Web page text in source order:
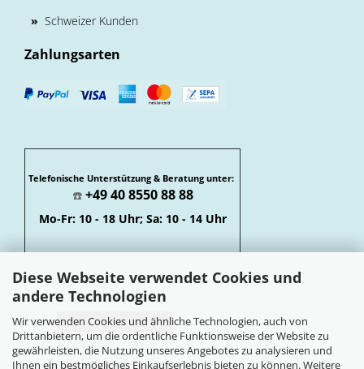
Diese Webseite verwendet Cookies und
andere Technologien
Wir verwenden Cookies und ähnliche Technologien, auch von
Drittanbietern, um die ordentliche Funktionsweise der Website zu
gewährleisten, die Nutzung unseres Angebotes zu analysieren und
Ihnen ein bestmögliches Einkaufserlebnis bieten zu können. Weitere
» Schweizer Kunden
Zahlungsarten
Telefonische Unterstützung & Beratung unter:
☎️ +49 40 8550 88 88
Mo-Fr: 10 - 18 Uhr; Sa: 10 - 14 Uhr
Vertrag widerrufen
Widerrufsbelehrung
Soziale Netzwerke